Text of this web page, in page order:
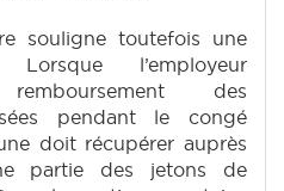
souligne toutefois une
l’employeur
des
pendant le congé
doit récupérer auprès
partie des jetons de